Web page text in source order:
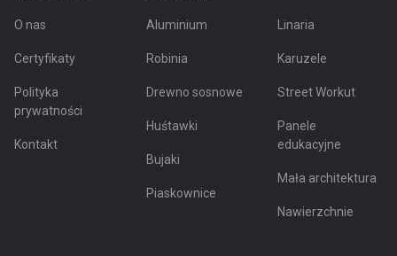
O nas
Certyfikaty
Polityka
prywatności
Kontakt
Aluminium
Robinia
Drewno sosnowe
Huśtawki
Bujaki
Piaskownice
Linaria
Karuzele
Street Workut
Panele
edukacyjne
Mała architektura
Nawierzchnie